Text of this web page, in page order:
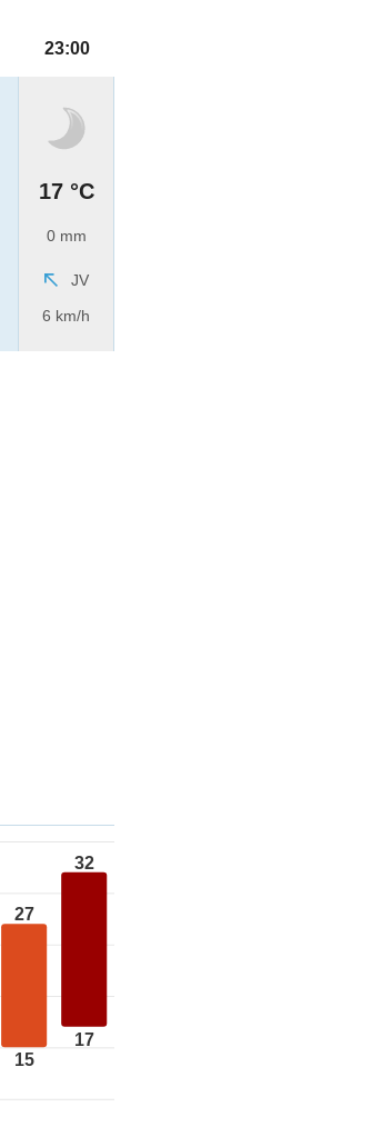
23:00
17 °C
0 mm
JV
6 km/h
27
15
32
17